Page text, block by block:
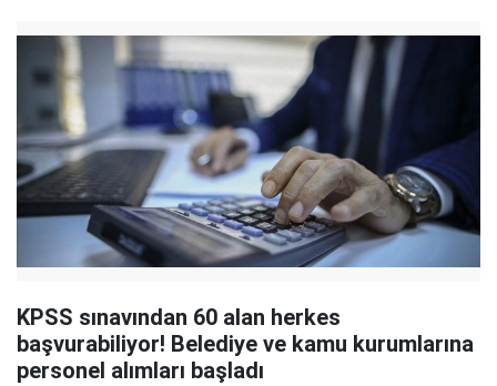
KPSS sınavından 60 alan herkes
başvurabiliyor! Belediye ve kamu kurumlarına
personel alımları başladı